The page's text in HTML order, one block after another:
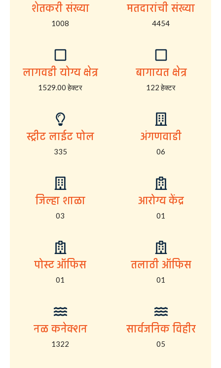
शेतकरी संख्या
1008
मतदारांची संख्या
4454
लागवडी योग्य क्षेत्र
1529.00 हेक्टर
बागायत क्षेत्र
122 हेक्टर
स्ट्रीट लाईट पोल
335
अंगणवाडी
06
जिल्हा शाळा
03
आरोग्य केंद्र
01
पोस्ट ऑफिस
01
तलाठी ऑफिस
01
नळ कनेक्शन
1322
सार्वजनिक विहीर
05